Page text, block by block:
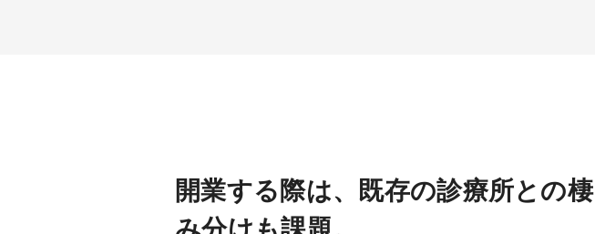
開業する際は、既存の診療所との棲